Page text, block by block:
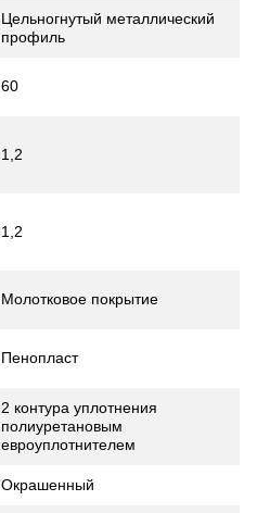
Цельногнутый металлический
профиль
60
1,2
1,2
Молотковое покрытие
Пенопласт
2 контура уплотнения
полиуретановым
евроуплотнителем
Окрашенный